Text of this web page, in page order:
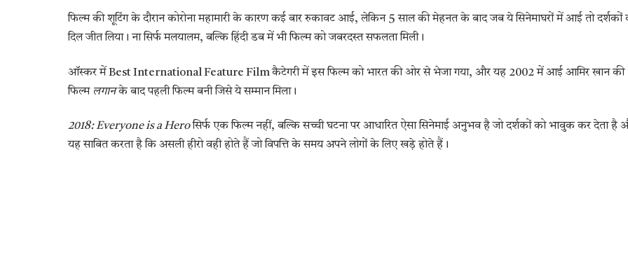
फिल्म की शूटिंग के दौरान कोरोना महामारी के कारण कई बार रुकावट आई, लेकिन 5 साल की मेहनत के बाद जब ये सिनेमाघरों में आई तो दर्शकों
दिल जीत लिया। ना सिर्फ मलयालम, बल्कि हिंदी डब में भी फिल्म को जबरदस्त सफलता मिली।
ऑस्कर में Best International Feature Film कैटेगरी में इस फिल्म को भारत की ओर से भेजा गया, और यह 2002 में आई आमिर खान की
फिल्म लगानके बाद पहली फिल्म बनी जिसे ये सम्मान मिला।
2018: Everyone is a Heroसिर्फ एक फिल्म नहीं, बल्कि सच्ची घटना पर आधारित ऐसा सिनेमाई अनुभव है जो दर्शकों को भावुक कर देता है
यह साबित करता है कि असली हीरो वही होते हैं जो विपत्ति के समय अपने लोगों के लिए खड़े होते हैं।